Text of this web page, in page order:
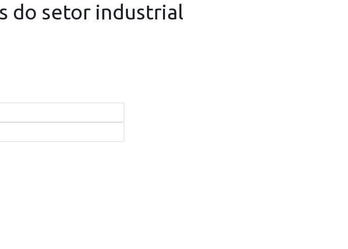
do setor industrial